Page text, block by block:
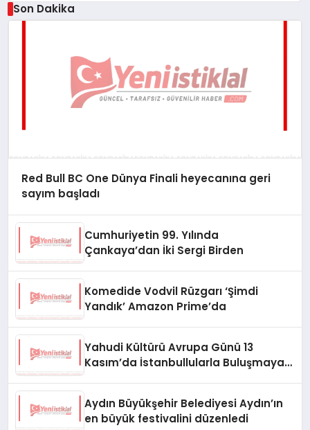
Son Dakika
Red Bull BC One Dünya Finali heyecanına geri
sayım başladı
Cumhuriyetin 99. Yılında
Çankaya’dan İki Sergi Birden
Komedide Vodvil Rüzgarı ‘Şimdi
Yandık’ Amazon Prime’da
Yahudi Kültürü Avrupa Günü 13
Kasım’da İstanbullularla Buluşmaya
Aydın Büyükşehir Belediyesi Aydın’ın
en büyük festivalini düzenledi